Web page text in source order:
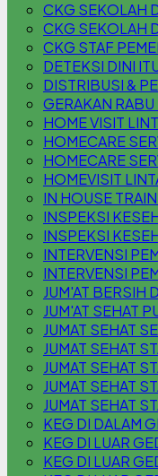
CKG SEKOLAH
CKG SEKOLAH
CKG STAF
DETEKSI DINI
DISTRIBUSI &
GERAKAN
HOME VISIT
HOMECARE
HOMECARE
HOMEVISIT
IN HOUSE
INSPEKSI
INSPEKSI
INTERVENSI
INTERVENSI
JUM'AT BERSIH
JUM'AT SEHAT
JUMAT SEHAT
JUMAT SEHAT
JUMAT SEHAT
JUMAT SEHAT
JUMAT SEHAT
KEG DI DALAM
KEG DI LUAR
KEG DI LUAR